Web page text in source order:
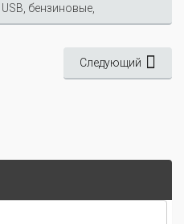
бензиновые,
Следующий